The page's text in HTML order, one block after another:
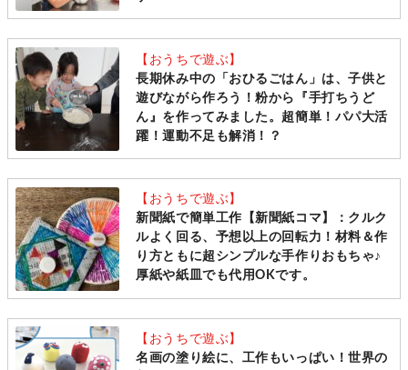
【おうちで遊ぶ】
長期休み中の「おひるごはん」は、子供と
遊びながら作ろう！粉から『手打ちうど
ん』を作ってみました。超簡単！パパ大活
躍！運動不足も解消！？
【おうちで遊ぶ】
新聞紙で簡単工作【新聞紙コマ】：クルク
ルよく回る、予想以上の回転力！材料＆作
り方ともに超シンプルな手作りおもちゃ♪
厚紙や紙皿でも代用OKです。
【おうちで遊ぶ】
名画の塗り絵に、工作もいっぱい！世界の